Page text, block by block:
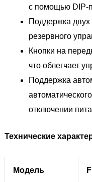
с помощью DIP-
Поддержка
резервного
Кнопки на
что облегчает
Поддержка
отключении
Технические
Модель